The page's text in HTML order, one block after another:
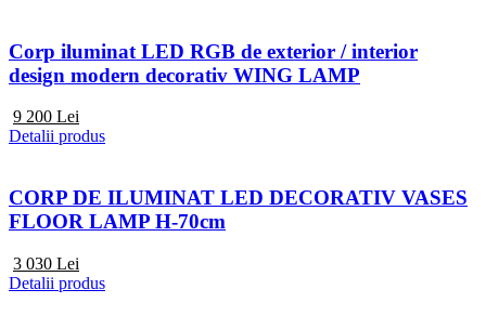
Corp iluminat LED RGB de exterior / interior
design modern decorativ WING LAMP
9 200 Lei
Detalii produs
CORP DE ILUMINAT LED DECORATIV VASES
FLOOR LAMP H-70cm
3 030 Lei
Detalii produs